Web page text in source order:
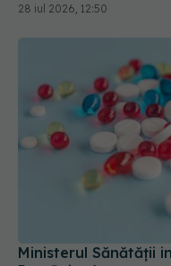
28 iul 2026, 12:50
Ministerul Sănătății